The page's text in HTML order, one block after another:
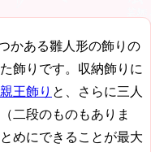
かある雛人形の飾りの
飾りです。収納飾りに
親王飾り と、さらに三人
二段のものもありま
めにできることが最大